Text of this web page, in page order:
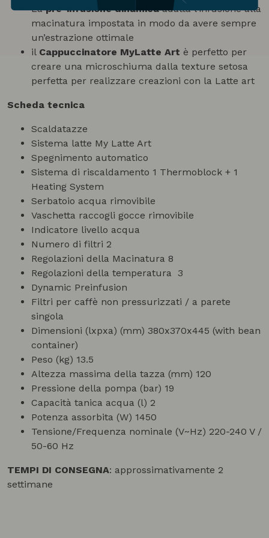
Lapre-infusione dinamicaadatta l’infusione alla
macinatura impostata in modo da avere sempre
un’estrazione ottimale
il Cappuccinatore MyLatte Art è perfetto per
creare una microschiuma dalla texture setosa
perfetta per realizzare creazioni con la Latte art
Scheda tecnica
Scaldatazze
Sistema latte My Latte Art
Spegnimento automatico
Sistema di riscaldamento 1 Thermoblock + 1
Heating System
Serbatoio acqua rimovibile
Vaschetta raccogli gocce rimovibile
Indicatore livello acqua
Numero di filtri 2
Regolazioni della Macinatura 8
Regolazioni della temperatura 3
Dynamic Preinfusion
Filtri per caffè non pressurizzati / a parete
singola
Dimensioni (lxpxa) (mm) 380x370x445 (with bean
container)
Peso (kg) 13.5
Altezza massima della tazza (mm) 120
Pressione della pompa (bar) 19
Capacità tanica acqua (l) 2
Potenza assorbita (W) 1450
Tensione/Frequenza nominale (V~Hz) 220-240 V /
50-60 Hz
TEMPI DI CONSEGNA: approssimativamente 2
settimane